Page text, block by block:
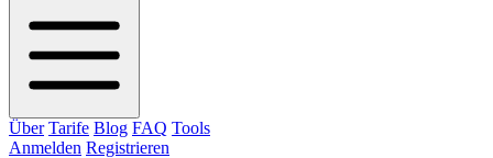
Über Tarife Blog FAQ Tools
Anmelden Registrieren